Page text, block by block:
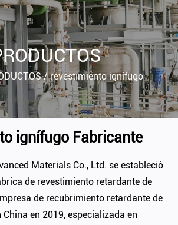
/revestimiento ignífugo
ignífugo Fabricante
Materials Co., Ltd. se estableció
de revestimiento retardante de
de recubrimiento retardante de
China en 2019, especializada en